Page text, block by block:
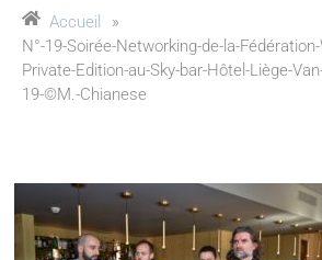
Accueil
»
N°-19-Soirée-Networking-de-la-
Private-Edition-au-Sky-bar-Hôtel-Liège-
19-©M.-Chianese